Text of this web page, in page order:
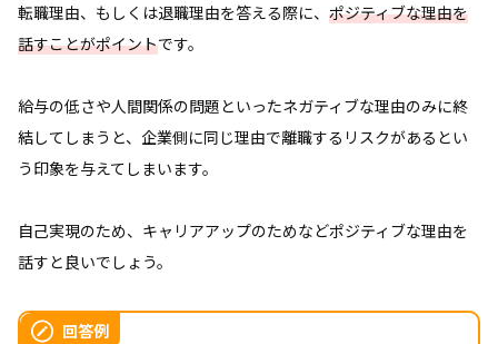
転職理由、もしくは退職理由を答える際に、 ポジティブな理由を
話すことがポイントです。
給与の低さや人間関係の問題といったネガティブな理由のみに終
結してしまうと、企業側に同じ理由で離職するリスクがあるとい
う印象を与えてしまいます。
自己実現のため、キャリアアップのためなどポジティブな理由を
話すと良いでしょう。
回答例